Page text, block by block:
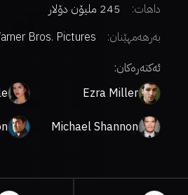
داهات:
245 ملیۆن دۆلار
بەرهەمهێنان:
Bros. Pictures
ئەکتەرەکان:
Ezra Miller
Michael Shannon